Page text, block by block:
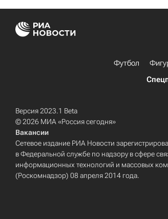
Футбол
Версия 2023.1 Beta
© 2026 МИА «Россия сегодня»
Вакансии
Сетевое издание РИА Новости
в Федеральной службе по надзору в сфере
информационных технологий и массовых
(Роскомнадзор) 08 апреля 2014 года.